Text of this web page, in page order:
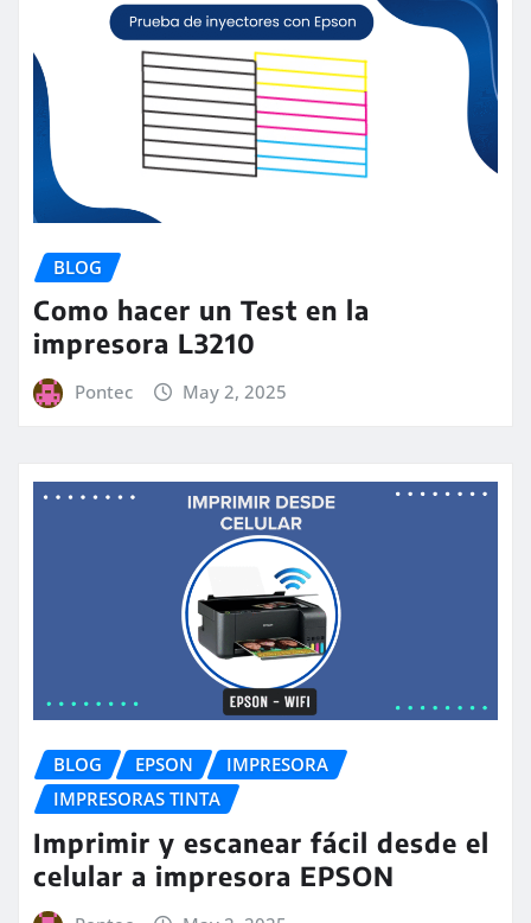
BLOG
Como hacer un Test en la
impresora L3210
Pontec May 2, 2025
BLOG EPSON
IMPRESORA
IMPRESORAS TINTA
Imprimir y escanear fácil desde el
celular a impresora EPSON